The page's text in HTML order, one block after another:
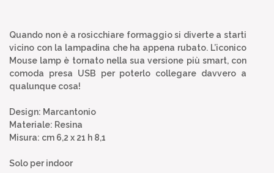
Quando non è a rosicchiare formaggio si diverte a starti
vicino con la lampadina che ha appena rubato. L’iconico
Mouse lamp è tornato nella sua versione più smart, con
comoda presa USB per poterlo collegare davvero a
qualunque cosa!
Design: Marcantonio
Materiale: Resina
Misura: cm 6,2 x 21 h 8,1
Solo per indoor